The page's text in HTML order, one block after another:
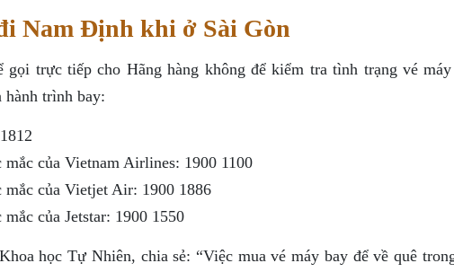
Nam Định khi ở Sài Gòn
gọi trực tiếp cho Hãng hàng không để kiểm tra tình trạng vé máy
hành trình bay:
của Vietnam Airlines: 1900 1100
của Vietjet Air: 1900 1886
của Jetstar: 1900 1550
học Tự Nhiên, chia sẻ: “Việc mua vé máy bay để về quê